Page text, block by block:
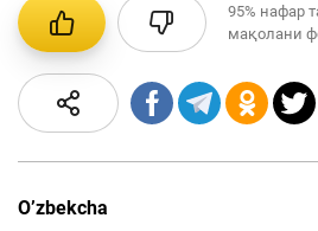
95% нафар
мақолани
O’zbekcha